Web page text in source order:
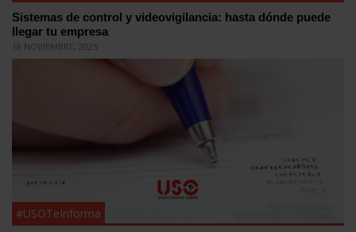
Sistemas de control y videovigilancia: hasta dónde puede
llegar tu empresa
18 NOVIEMBRE, 2025
#USOTeInforma